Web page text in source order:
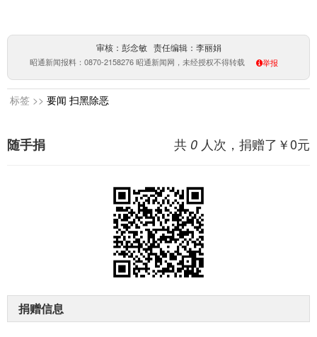
审核：彭念敏 责任编辑：李丽娟
昭通新闻报料：0870-2158276 昭通新闻网，未经授权不得转载 举报
标签 >> 要闻 扫黑除恶
共 0 人次，捐赠了￥0元
随手捐
捐赠信息